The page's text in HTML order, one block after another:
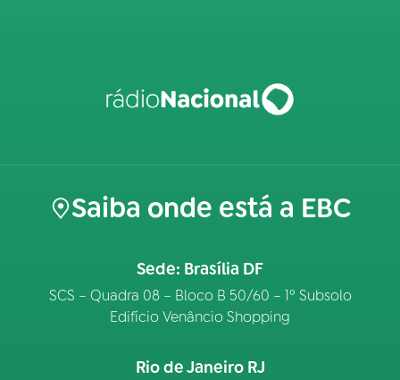
Saiba onde está a EBC
Sede: Brasília DF
SCS – Quadra 08 – Bloco B 50/60 – 1º Subsolo
Edifício Venâncio Shopping
Rio de Janeiro RJ